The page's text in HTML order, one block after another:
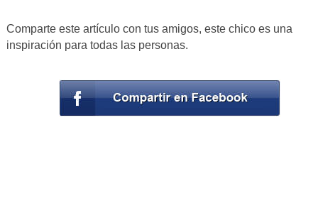
Comparte este artículo con tus amigos, este chico es una
inspiración para todas las personas.